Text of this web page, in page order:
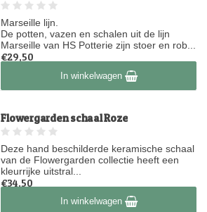
Marseille lijn.
De potten, vazen en schalen uit de lijn
Marseille van HS Potterie zijn stoer en rob...
€29,50
Niet op voorraadIn winkelwagen
Flowergarden schaal Roze
Deze hand beschilderde keramische schaal
van de Flowergarden collectie heeft een
kleurrijke uitstral...
€34,50
Op voorraadIn winkelwagen